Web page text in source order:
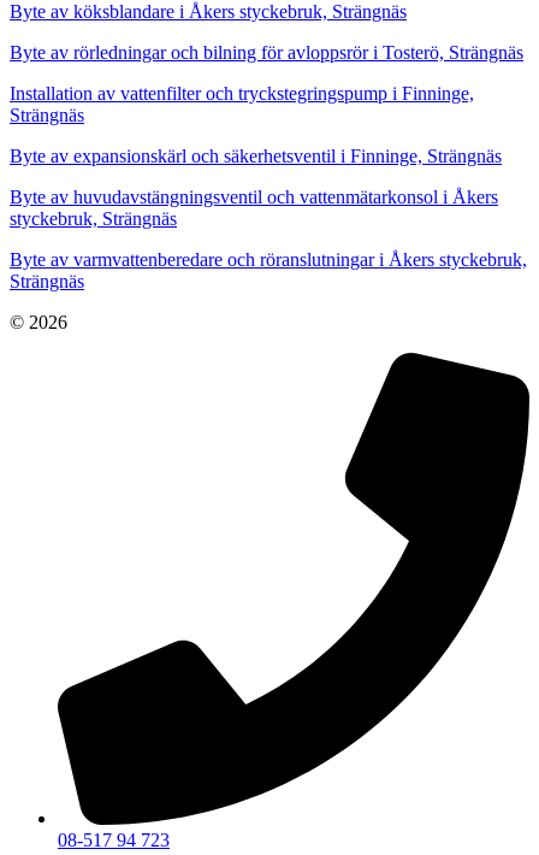
Byte av köksblandare i Åkers styckebruk, Strängnäs
Byte av rörledningar och bilning för avloppsrör i Tosterö, Strängnäs
Installation av vattenfilter och tryckstegringspump i Finninge,
Strängnäs
Byte av expansionskärl och säkerhetsventil i Finninge, Strängnäs
Byte av huvudavstängningsventil och vattenmätarkonsol i Åkers
styckebruk, Strängnäs
Byte av varmvattenberedare och röranslutningar i Åkers styckebruk,
Strängnäs
© 2026
08-517 94 723